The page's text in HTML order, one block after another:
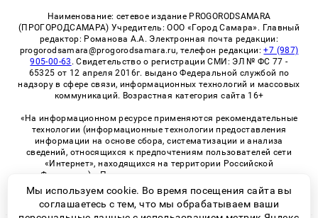
Наименование: сетевое издание PROGORODSAMARA
(ПРОГОРОДСАМАРА) Учредитель: ООО «Город Самара». Главный
редактор: Романова А.А. Электронная почта редакции:
progorodsamara@progorodsamara.ru, телефон редакции:+7 (987)
905-00-63 . Свидетельство о регистрации СМИ: ЭЛ № ФС 77 -
65325 от 12 апреля 2016г. выдано Федеральной службой по
надзору в сфере связи, информационных технологий и массовых
коммуникаций. Возрастная категория сайта 16+
«На информационном ресурсе применяются рекомендательные
технологии (информационные технологии предоставления
информации на основе сбора, систематизации и анализа
сведений, относящихся к предпочтениям пользователей сети
«Интернет», находящихся на территории Российской
Федерации)». Правила применения рекомендательных
технологий в виджетах рекламно-обменной сети
«СМИ2» (PDF)
Мы используем cookie. Во время посещения сайта вы
соглашаетесь с тем, что мы обрабатываем ваши